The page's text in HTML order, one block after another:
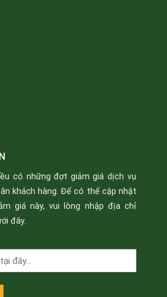
có những đợt giảm giá dịch vụ
khách hàng. Để có thể cập nhật
giá này, vui lòng nhập địa chỉ
đây.